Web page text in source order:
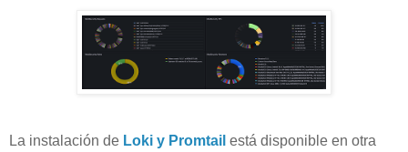
La instalación de Loki y Promtail está disponible en otra